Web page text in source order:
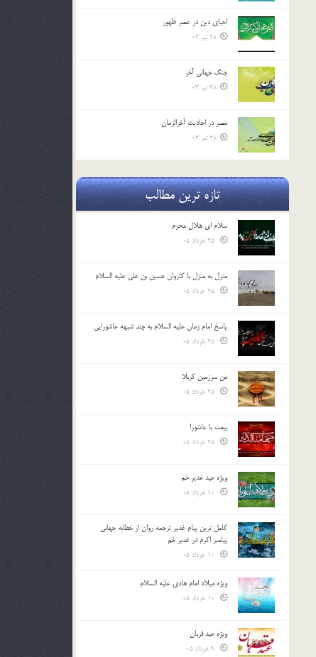
احياي دين در عصر ظهور
28 تیر 03
جنگ جهاني آخر
28 تیر 03
مصر در احادیث آخرالزمان
28 تیر 03
تازه ترین مطالب
سلام ای هلال محرم
منزل به منزل با کاروان حسین بن علی علیه السلام
پاسخ امام زمان علیه السلام به چند شبهه عاشورایی
من سرزمین کربلا
بیعت با عاشورا
ویژه عید غدیر خم
کامل ترین پیام غدیر ترجمه روان از خطابه جهانی
پیامبر اکرم در غدیر خم
ویژه میلاد امام هادی علیه السلام
ویژه عید قربان